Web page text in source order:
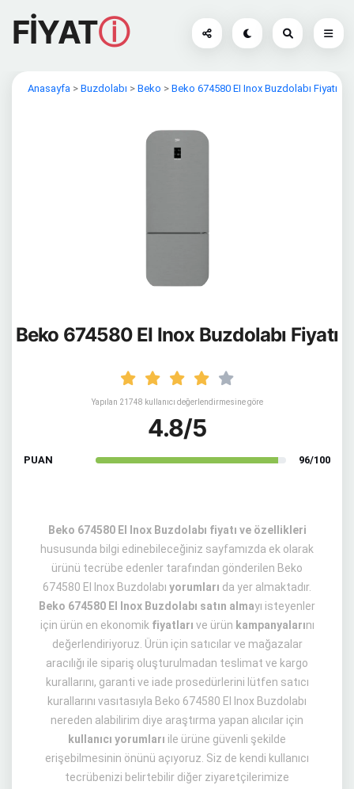
FİYATⓘ
Anasayfa > Buzdolabı > Beko > Beko 674580 EI Inox Buzdolabı Fiyatı
Beko 674580 EI Inox Buzdolabı Fiyatı
Yapılan 21748 kullanıcı değerlendirmesine göre
4.8/5
PUAN 96/100
Beko 674580 EI Inox Buzdolabı fiyatı ve özellikleri
hususunda bilgi edinebileceğiniz sayfamızda ek olarak
ürünü tecrübe edenler tarafından gönderilen Beko
674580 EI Inox Buzdolabı yorumları da yer almaktadır.
Beko 674580 EI Inox Buzdolabı satın almayı isteyenler
için ürün en ekonomik fiyatları ve ürün kampanyalarını
değerlendiriyoruz. Ürün için satıcılar ve mağazalar
aracılığı ile sipariş oluşturulmadan teslimat ve kargo
kurallarını, garanti ve iade prosedürlerini lütfen satıcı
kurallarını vasıtasıyla Beko 674580 EI Inox Buzdolabı
nereden alabilirim diye araştırma yapan alıcılar için
kullanıcı yorumları ile ürüne güvenli şekilde
erişebilmesinin önünü açıyoruz. Siz de kendi kullanıcı
tecrübenizi belirtebilir diğer ziyaretçilerimize